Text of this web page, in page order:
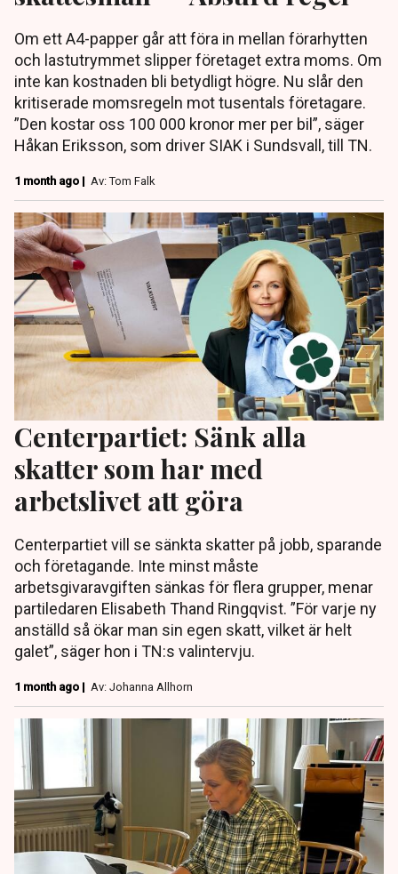
Om ett A4-papper går att föra in mellan förarhytten
och lastutrymmet slipper företaget extra moms. Om
inte kan kostnaden bli betydligt högre. Nu slår den
kritiserade momsregeln mot tusentals företagare.
”Den kostar oss 100 000 kronor mer per bil”, säger
Håkan Eriksson, som driver SIAK i Sundsvall, till TN.
1 month ago | Av: Tom Falk
Centerpartiet: Sänk alla
skatter som har med
arbetslivet att göra
Centerpartiet vill se sänkta skatter på jobb, sparande
och företagande. Inte minst måste
arbetsgivaravgiften sänkas för flera grupper, menar
partiledaren Elisabeth Thand Ringqvist. ”För varje ny
anställd så ökar man sin egen skatt, vilket är helt
galet”, säger hon i TN:s valintervju.
1 month ago | Av: Johanna Allhorn